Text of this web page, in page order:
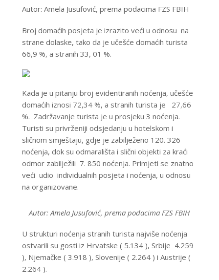
Autor: Amela Jusufović, prema podacima FZS FBIH
Broj domaćih posjeta je izrazito veći u odnosu na
strane dolaske, tako da je učešće domaćih turista
66,9 %, a stranih 33, 01 %.
Kada je u pitanju broj evidentiranih noćenja, učešće
domaćih iznosi 72,34 %, a stranih turista je 27,66
%. Zadržavanje turista je u prosjeku 3 noćenja.
Turisti su privrženiji odsjedanju u hotelskom i
sličnom smještaju, gdje je zabilježeno 120. 326
noćenja, dok su odmarališta i slični objekti za kraći
odmor zabilježili 7. 850 noćenja. Primjeti se znatno
veći udio individualnih posjeta i noćenja, u odnosu
na organizovane.
Autor: Amela Jusufović, prema podacima FZS FBIH
U strukturi noćenja stranih turista najviše noćenja
ostvarili su gosti iz Hrvatske ( 5.134 ), Srbije 4.259
), Njemačke ( 3.918 ), Slovenije ( 2.264 ) i Austrije (
2.264 ).